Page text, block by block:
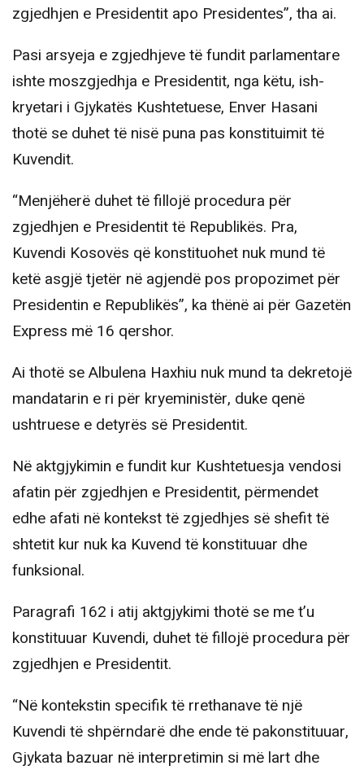
zgjedhjen e Presidentit apo Presidentes”, tha ai.
Pasi arsyeja e zgjedhjeve të fundit parlamentare
ishte moszgjedhja e Presidentit, nga këtu, ish-
kryetari i Gjykatës Kushtetuese, Enver Hasani
thotë se duhet të nisë puna pas konstituimit të
Kuvendit.
“Menjëherë duhet të fillojë procedura për
zgjedhjen e Presidentit të Republikës. Pra,
Kuvendi Kosovës që konstituohet nuk mund të
ketë asgjë tjetër në agjendë pos propozimet për
Presidentin e Republikës”, ka thënë ai për Gazetën
Express më 16 qershor.
Ai thotë se Albulena Haxhiu nuk mund ta dekretojë
mandatarin e ri për kryeministër, duke qenë
ushtruese e detyrës së Presidentit.
Në aktgjykimin e fundit kur Kushtetuesja vendosi
afatin për zgjedhjen e Presidentit, përmendet
edhe afati në kontekst të zgjedhjes së shefit të
shtetit kur nuk ka Kuvend të konstituuar dhe
funksional.
Paragrafi 162 i atij aktgjykimi thotë se me t’u
konstituuar Kuvendi, duhet të fillojë procedura për
zgjedhjen e Presidentit.
“Në kontekstin specifik të rrethanave të një
Kuvendi të shpërndarë dhe ende të pakonstituuar,
Gjykata bazuar në interpretimin si më lart dhe